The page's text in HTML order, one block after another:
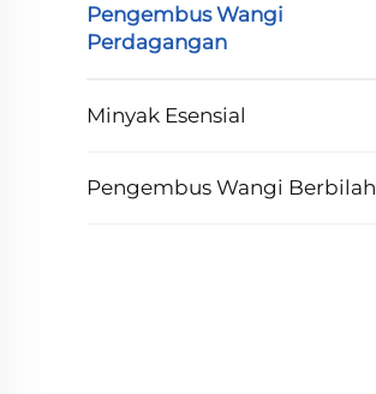
Pengembus Wangi
Perdagangan
Minyak Esensial
Pengembus Wangi Berbilah